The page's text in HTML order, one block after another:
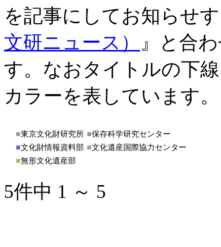
を記事にしてお知らせ
文研ニュース）
』と合
す。なおタイトルの下
カラーを表しています。
■東京文化財研究所 ■保存科学研究センター
■文化財情報資料部 ■文化遺産国際協力センター
■無形文化遺産部
5件中 1 ～ 5